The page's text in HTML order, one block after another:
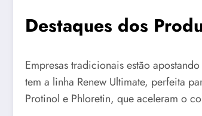
Destaques dos
Empresas tradicionais estão
tem a linha Renew Ultimate, perfeita
Protinol e Phloretin, que aceleram o